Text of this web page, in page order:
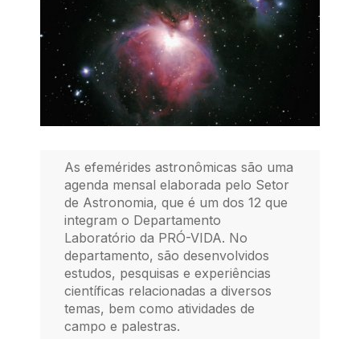
As efemérides astronômicas são uma
agenda mensal elaborada pelo Setor
de Astronomia, que é um dos 12 que
integram o Departamento
Laboratório da PRÓ-VIDA. No
departamento, são desenvolvidos
estudos, pesquisas e experiências
científicas relacionadas a diversos
temas, bem como atividades de
campo e palestras.